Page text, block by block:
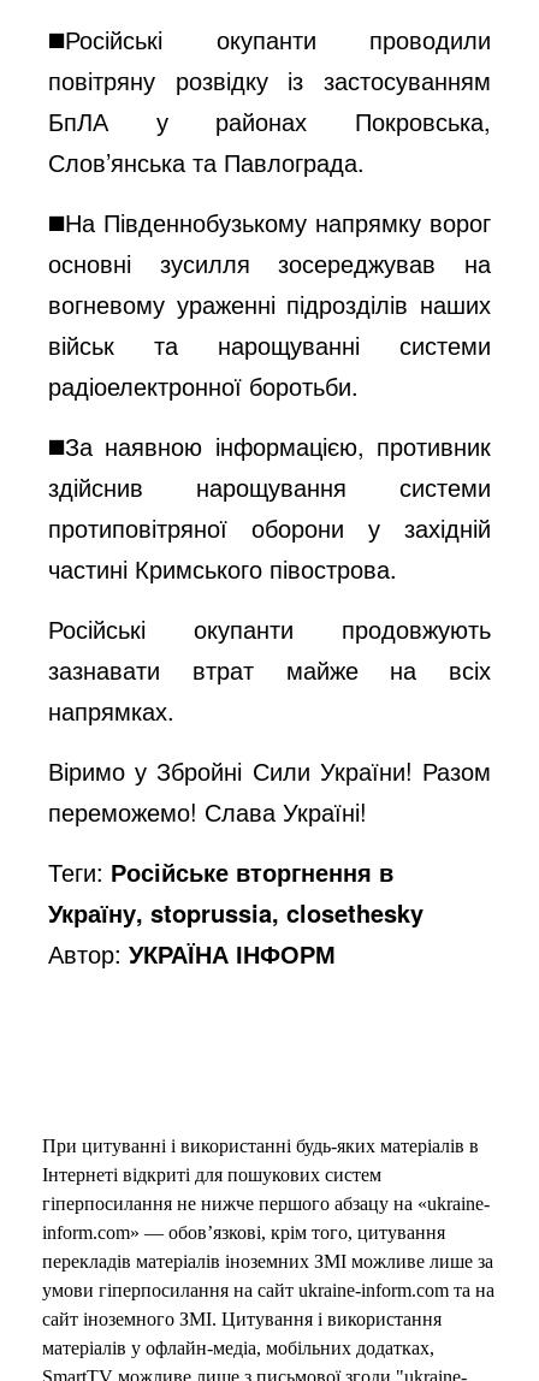
◼️Російські окупанти проводили
повітряну розвідку із застосуванням
БпЛА у районах Покровська,
Слов’янська та Павлограда.
◼️На Південнобузькому напрямку ворог
основні зусилля зосереджував на
вогневому ураженні підрозділів наших
військ та нарощуванні системи
радіоелектронної боротьби.
◼️За наявною інформацією, противник
здійснив нарощування системи
протиповітряної оборони у західній
частині Кримського півострова.
Російські окупанти продовжують
зазнавати втрат майже на всіх
напрямках.
Віримо у Збройні Сили України! Разом
переможемо! Слава Україні!
Теги: Російське вторгнення в
Україну, stoprussia, closethesky
Автор:УКРАЇНА ІНФОРМ
При цитуванні і використанні будь-яких матеріалів в
Інтернеті відкриті для пошукових систем
гіперпосилання не нижче першого абзацу на «ukraine-
inform.com» — обов’язкові, крім того, цитування
перекладів матеріалів іноземних ЗМІ можливе лише за
умови гіперпосилання на сайт ukraine-inform.com та на
сайт іноземного ЗМІ. Цитування і використання
матеріалів у офлайн-медіа, мобільних додатках,
SmartTV можливе лише з письмової згоди "ukraine-